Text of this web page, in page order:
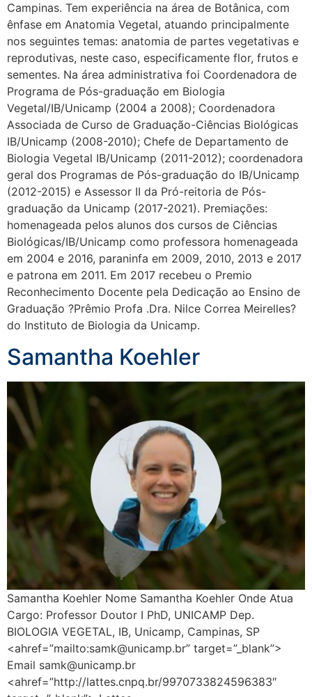
Campinas. Tem experiência na área de Botânica, com
ênfase em Anatomia Vegetal, atuando principalmente
nos seguintes temas: anatomia de partes vegetativas e
reprodutivas, neste caso, especificamente flor, frutos e
sementes. Na área administrativa foi Coordenadora de
Programa de Pós-graduação em Biologia
Vegetal/IB/Unicamp (2004 a 2008); Coordenadora
Associada de Curso de Graduação-Ciências Biológicas
IB/Unicamp (2008-2010); Chefe de Departamento de
Biologia Vegetal IB/Unicamp (2011-2012); coordenadora
geral dos Programas de Pós-graduação do IB/Unicamp
(2012-2015) e Assessor II da Pró-reitoria de Pós-
graduação da Unicamp (2017-2021). Premiações:
homenageada pelos alunos dos cursos de Ciências
Biológicas/IB/Unicamp como professora homenageada
em 2004 e 2016, paraninfa em 2009, 2010, 2013 e 2017
e patrona em 2011. Em 2017 recebeu o Premio
Reconhecimento Docente pela Dedicação ao Ensino de
Graduação ?Prêmio Profa .Dra. Nilce Correa Meirelles?
do Instituto de Biologia da Unicamp.
Samantha Koehler
Samantha Koehler Nome Samantha Koehler Onde Atua
Cargo: Professor Doutor I PhD, UNICAMP Dep.
BIOLOGIA VEGETAL, IB, Unicamp, Campinas, SP
<ahref=”mailto:samk@unicamp.br” target=”_blank”>
Email samk@unicamp.br
<ahref=”http://lattes.cnpq.br/9970733824596383″